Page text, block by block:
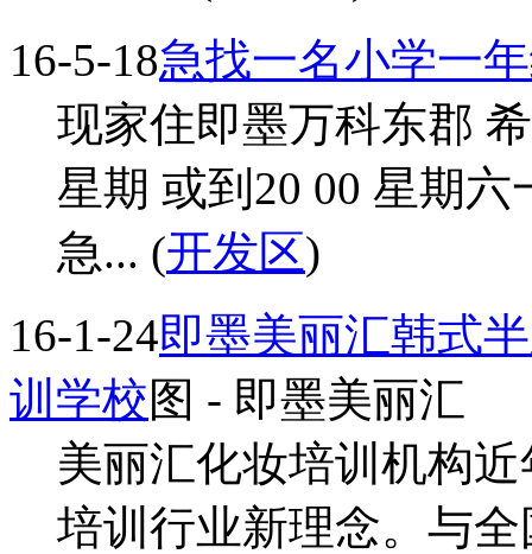
16-5-18急找一名小学一
现家住即墨万科东郡
星期 或到20 00 星期
急... (开发区)
16-1-24即墨美丽汇韩式
训学校图 - 即墨美丽汇
美丽汇化妆培训机构
培训行业新理念。与